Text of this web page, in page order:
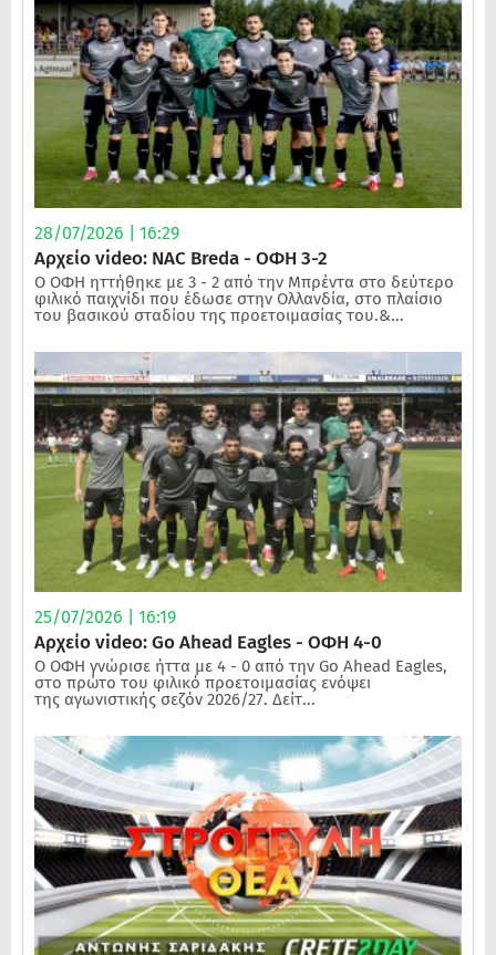
28/07/2026 | 16:29
Αρχείο video: NAC Breda - ΟΦΗ 3-2
Ο ΟΦΗ ηττήθηκε με 3 - 2 από την Μπρέντα στο δεύτερο
φιλικό παιχνίδι που έδωσε στην Ολλανδία, στο πλαίσιο
του βασικού σταδίου της προετοιμασίας του.&...
25/07/2026 | 16:19
Αρχείο video: Go Ahead Eagles - ΟΦΗ 4-0
Ο ΟΦΗ γνώρισε ήττα με 4 - 0 από την Go Ahead Eagles,
στο πρώτο του φιλικό προετοιμασίας ενόψει
της αγωνιστικής σεζόν 2026/27. Δείτ...